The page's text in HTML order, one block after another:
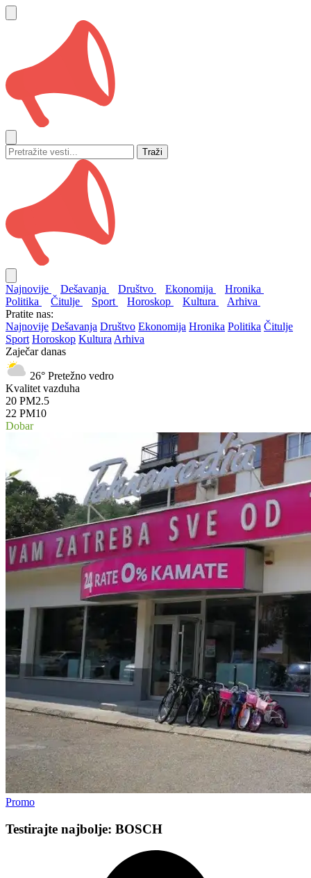
Traži
Najnovije Dešavanja Društvo Ekonomija
Hronika
Politika
Čitulje Sport Horoskop Kultura
Arhiva
Pratite nas:
Najnovije Dešavanja Društvo Ekonomija Hronika Politika Čitulje
Sport Horoskop Kultura Arhiva
Zaječar danas
26° Pretežno vedro
Kvalitet vazduha
20 PM2.5
22 PM10
Dobar
Promo
Testirajte najbolje: BOSCH